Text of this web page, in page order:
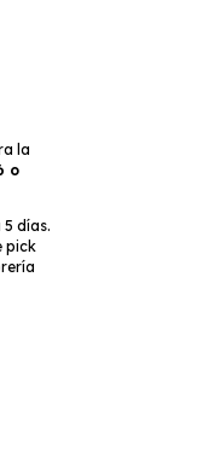
la
o
días.
pick